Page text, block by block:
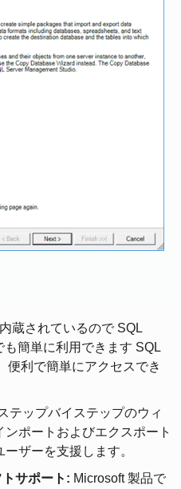
蔵されているので SQL
簡単に利用できます SQL
便利で簡単にアクセスでき
テップバイステップのウィ
ポートおよびエクスポート
ザーを支援します。
サポート: Microsoft 製品で